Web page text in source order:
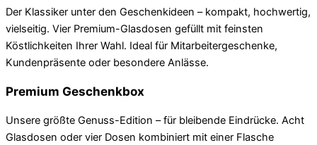
Der Klassiker unter den Geschenkideen – kompakt, hochwertig,
vielseitig. Vier Premium-Glasdosen gefüllt mit feinsten
Köstlichkeiten Ihrer Wahl. Ideal für Mitarbeitergeschenke,
Kundenpräsente oder besondere Anlässe.
Premium Geschenkbox
Unsere größte Genuss-Edition – für bleibende Eindrücke. Acht
Glasdosen oder vier Dosen kombiniert mit einer Flasche